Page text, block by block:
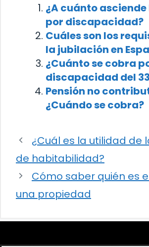
¿A cuánto
por discapacidad?
Cuáles son los
la jubilación en
¿Cuánto se cobra
discapacidad del
Pensión no
¿Cuándo se cobra?
¿Cuál es la utilidad de
de habitabilidad?
Cómo saber quién es
una propiedad